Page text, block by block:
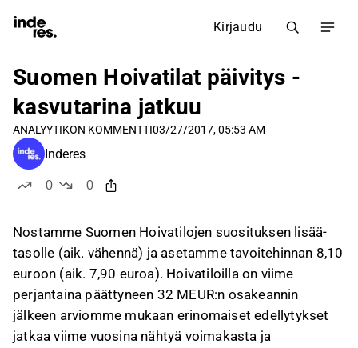
Kirjaudu
Suomen Hoivatilat päivitys -
kasvutarina jatkuu
ANALYYTIKON KOMMENTTI03/27/2017, 05:53 AM
Inderes
0
0
Nostamme Suomen Hoivatilojen suosituksen lisää-
tasolle (aik. vähennä) ja asetamme tavoitehinnan 8,10
euroon (aik. 7,90 euroa). Hoivatiloilla on viime
perjantaina päättyneen 32 MEUR:n osakeannin
jälkeen arviomme mukaan erinomaiset edellytykset
jatkaa viime vuosina nähtyä voimakasta ja